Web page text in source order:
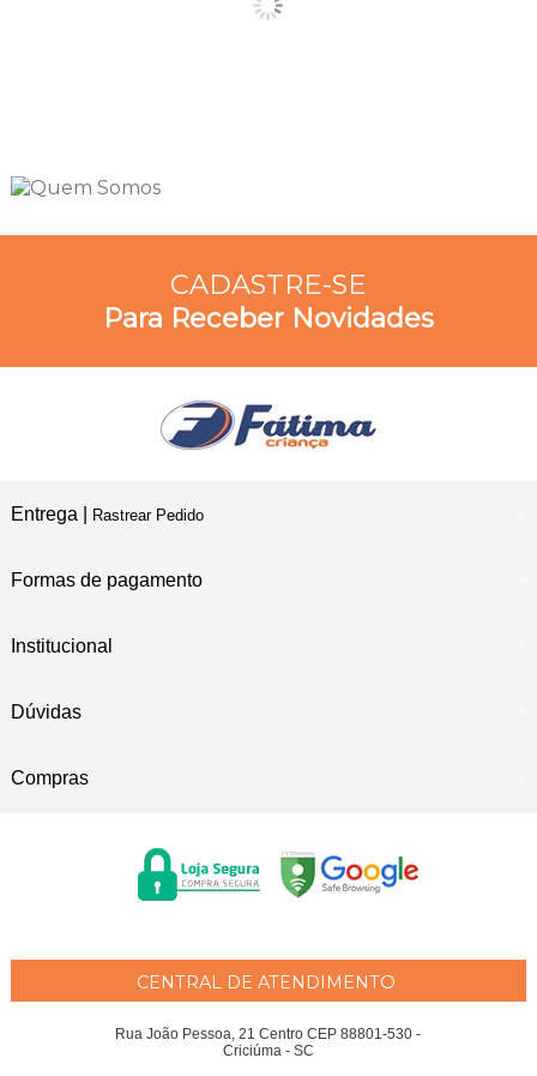
CADASTRE-SE
Para Receber Novidades
Entrega | Rastrear Pedido
Formas de pagamento
Institucional
Dúvidas
Compras
CENTRAL DE ATENDIMENTO
Rua João Pessoa, 21 Centro CEP 88801-530 -
Criciúma - SC